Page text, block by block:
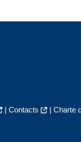
| Contacts | Charte